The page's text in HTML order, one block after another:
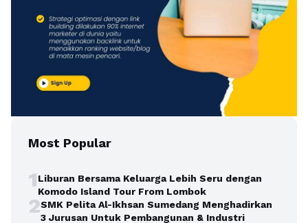
Most Popular
1Liburan Bersama Keluarga Lebih Seru dengan
Komodo Island Tour From Lombok
2SMK Pelita Al-Ikhsan Sumedang Menghadirkan
3 Jurusan Untuk Pembangunan & Industri